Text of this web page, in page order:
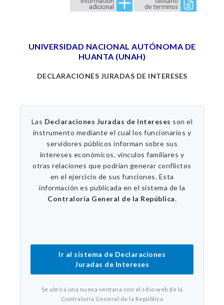
UNIVERSIDAD NACIONAL AUTÓNOMA DE
HUANTA (UNAH)
DECLARACIONES JURADAS DE INTERESES
Las Declaraciones Juradas de Intereses son el
instrumento mediante el cual los funcionarios y
servidores públicos informan sobre sus
intereses económicos, vínculos familiares y
otras relaciones que podrían generar conflictos
en el ejercicio de sus funciones. Esta
información es publicada en el sistema de la
Contraloría General de la República.
Ir al sistema de Declaraciones
Juradas de Intereses
Se abrirá una nueva ventana con el sitio web de la
Contraloría General de la República